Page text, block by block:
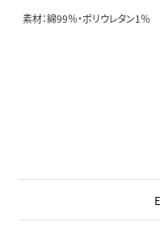
素材：綿99％・ポリウレタン1％